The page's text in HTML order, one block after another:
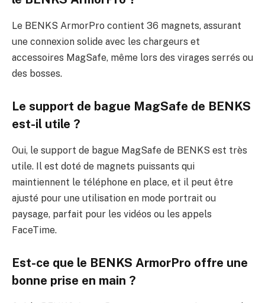
Le BENKS ArmorPro contient 36 magnets, assurant
une connexion solide avec les chargeurs et
accessoires MagSafe, même lors des virages serrés ou
des bosses.
Le support de bague MagSafe de BENKS
est-il utile ?
Oui, le support de bague MagSafe de BENKS est très
utile. Il est doté de magnets puissants qui
maintiennent le téléphone en place, et il peut être
ajusté pour une utilisation en mode portrait ou
paysage, parfait pour les vidéos ou les appels
FaceTime.
Est-ce que le BENKS ArmorPro offre une
bonne prise en main ?